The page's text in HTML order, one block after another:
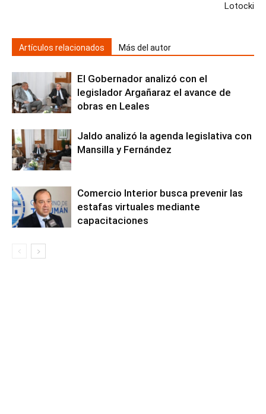
Lotocki
Artículos relacionados Más del autor
El Gobernador analizó con el
legislador Argañaraz el avance de
obras en Leales
Jaldo analizó la agenda legislativa con
Mansilla y Fernández
Comercio Interior busca prevenir las
estafas virtuales mediante
capacitaciones